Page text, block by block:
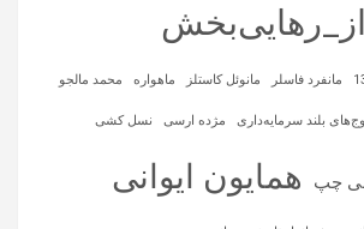
مانفرد فاسلر مانوئل کاستلز ماهواره‌ محمد مالجو
بلند سرمایه‌داری مژده ارسی نسل کشی
چپ همایون ایوانی